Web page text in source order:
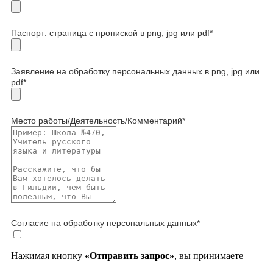
Паспорт: страница с пропиской в png, jpg или pdf*
Заявление на обработку персональных данных в png, jpg или
pdf*
Место работы/Деятельность/Комментарий*
Согласие на обработку персональных данных*
Нажимая кнопку «Отправить запрос», вы принимаете